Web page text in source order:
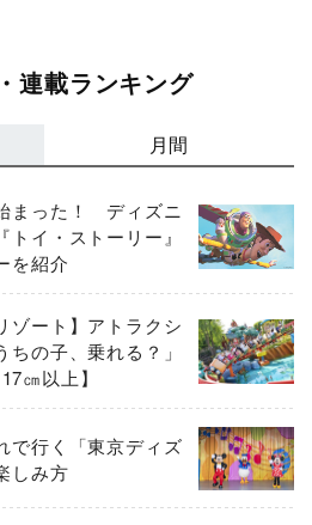
連載ランキング
月間
まった！ ディズニ
イ・ストーリー』
を紹介
ゾート】アトラクシ
ちの子、乗れる？」
㎝以上】
で行く「東京ディズ
しみ方